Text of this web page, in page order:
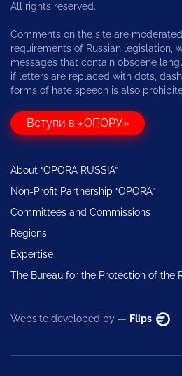
All rights reserved.
Comments on the site are
requirements of Russian legislation,
messages that contain obscene
if letters are replaced with dots,
forms of hate speech is also
Вступи в «ОПОРУ»
About “OPORA RUSSIA”
Non-Profit Partnership “OPORA”
Committees and Commissions
Regions
Expertise
The Bureau for the Protection of the
Website developed by — Flips